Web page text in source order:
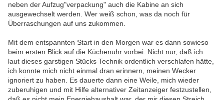
neben der Aufzug"verpackung" auch die Kabine an sich
ausgewechselt werden. Wer weiß schon, was da noch für
Überraschungen auf uns zukommen.
Mit dem entspannten Start in den Morgen war es dann sowieso
beim ersten Blick auf die Küchenuhr vorbei. Nicht nur, daß ich
laut dieses garstigen Stücks Technik ordentlich verschlafen hätte,
ich konnte mich nicht einmal dran erinnern, meinen Wecker
ignoriert zu haben. Es dauerte dann eine Weile, mich wieder
zuberuhigen und mit Hilfe alternativer Zeitanzeiger festzustellen,